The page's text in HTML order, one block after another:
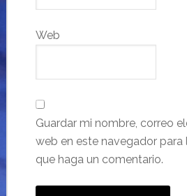
Web
Guardar mi nombre, correo
web en este navegador para
que haga un comentario.